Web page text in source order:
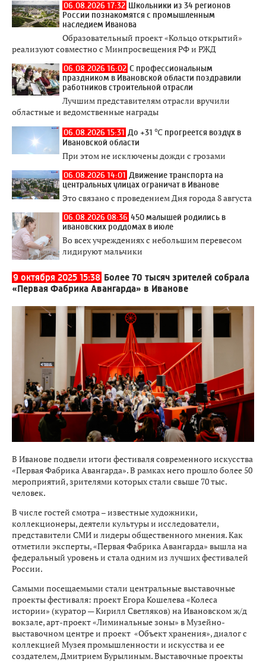
06.08.2026 17:32 Школьники из 34 регионов
России познакомятся с промышленным
наследием Иванова
Образовательный проект «Кольцо открытий»
реализуют совместно с Минпросвещения РФ и РЖД
06.08.2026 16:02 С профессиональным
праздником в Ивановской области поздравили
работников строительной отрасли
Лучшим представителям отрасли вручили
областные и ведомственные награды
06.08.2026 15:31 До +31 ℃ прогреется воздух в
Ивановской области
При этом не исключены дожди с грозами
06.08.2026 14:01 Движение транспорта на
центральных улицах ограничат в Иванове
Это связано с проведением Дня города 8 августа
06.08.2026 08:36 450 малышей родились в
ивановских роддомах в июле
Во всех учреждениях с небольшим перевесом
лидируют мальчики
9 октября 2025 15:38 Более 70 тысяч зрителей собрала
«Первая Фабрика Авангарда» в Иванове
В Иванове подвели итоги фестиваля современного искусства
«Первая Фабрика Авангарда». В рамках него прошло более 50
мероприятий, зрителями которых стали свыше 70 тыс.
человек.
В числе гостей смотра – известные художники,
коллекционеры, деятели культуры и исследователи,
представители СМИ и лидеры общественного мнения. Как
отметили эксперты, «Первая Фабрика Авангарда» вышла на
федеральный уровень и стала одним из лучших фестивалей
России.
Самыми посещаемыми стали центральные выставочные
проекты фестиваля: проект Егора Кошелева «Колеса
истории» (куратор — Кирилл Светляков) на Ивановском ж/д
вокзале, арт-проект «Лиминальные зоны» в Музейно-
выставочном центре и проект «Объект хранения», диалог с
коллекцией Музея промышленности и искусства и ее
создателем, Дмитрием Бурылиным. Выставочные проекты